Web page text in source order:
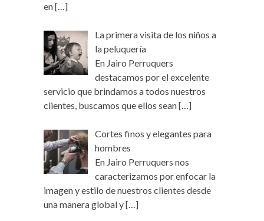
en[…]
La primera visita de los niños a
la peluquería
En Jairo Perruquers
destacamos por el excelente
servicio que brindamos a todos nuestros
clientes, buscamos que ellos sean[…]
Cortes finos y elegantes para
hombres
En Jairo Perruquers nos
caracterizamos por enfocar la
imagen y estilo de nuestros clientes desde
una manera global y[…]